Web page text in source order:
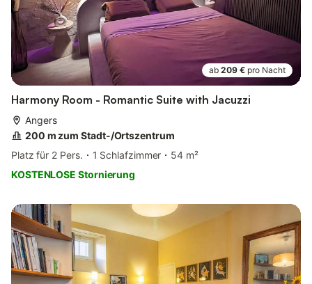
ab 209 € pro Nacht
Harmony Room - Romantic Suite with Jacuzzi
Angers
200 m zum Stadt-/Ortszentrum
Platz für 2 Pers.
1 Schlafzimmer
54 m²
KOSTENLOSE Stornierung